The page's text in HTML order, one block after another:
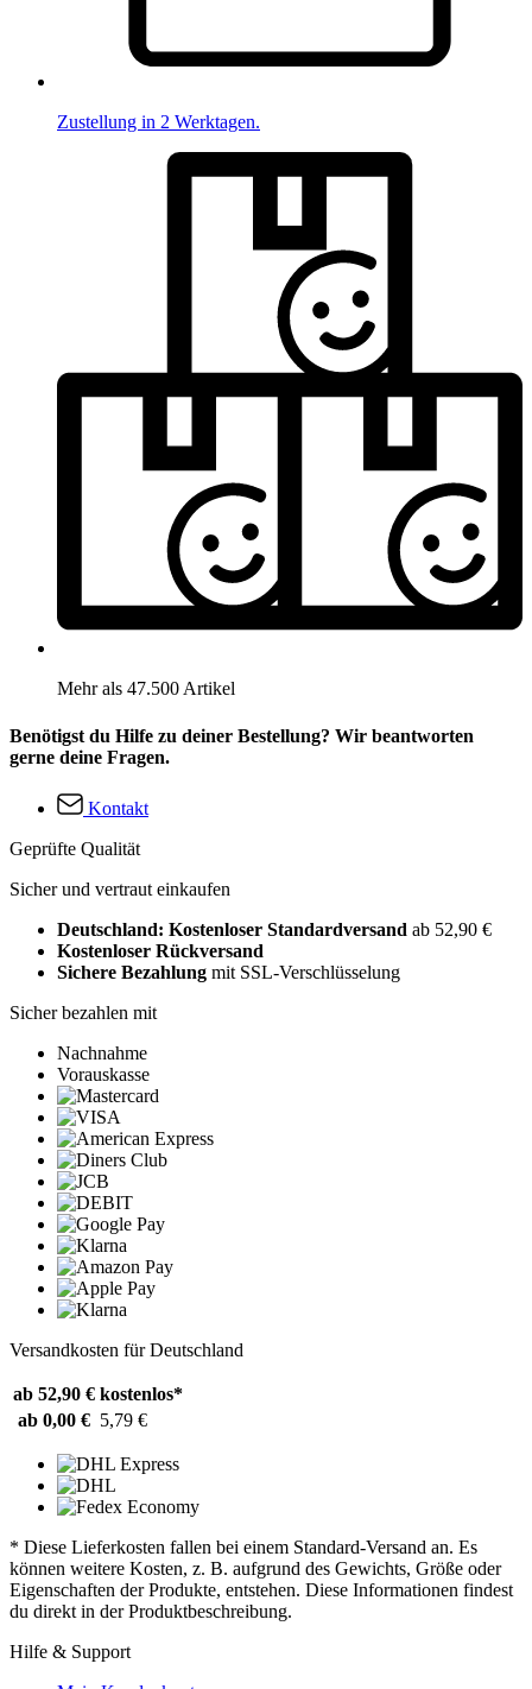
Zustellung in 2 Werktagen.
Mehr als 47.500 Artikel
Benötigst du Hilfe zu deiner Bestellung? Wir beantworten
gerne deine Fragen.
Kontakt
Geprüfte Qualität
Sicher und vertraut einkaufen
Deutschland: Kostenloser Standardversand ab 52,90 €
Kostenloser Rückversand
Sichere Bezahlung mit SSL-Verschlüsselung
Sicher bezahlen mit
Nachnahme
Vorauskasse
Versandkosten für Deutschland
ab 52,90 € kostenlos*
ab 0,00 € 5,79 €
* Diese Lieferkosten fallen bei einem Standard-Versand an. Es
können weitere Kosten, z. B. aufgrund des Gewichts, Größe oder
Eigenschaften der Produkte, entstehen. Diese Informationen findest
du direkt in der Produktbeschreibung.
Hilfe & Support